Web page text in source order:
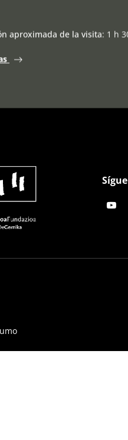
aproximada de la visita: 1 h